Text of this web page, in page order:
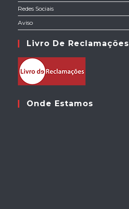
Redes Sociais
Aviso
Livro De Reclamações
Onde Estamos